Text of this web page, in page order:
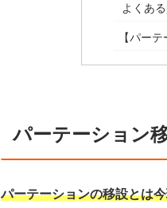
よくあ
【パー
パーテーション
パーテーションの移設とは